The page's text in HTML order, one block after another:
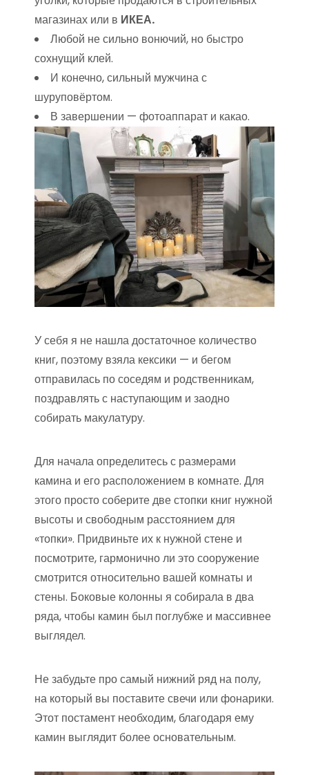
магазинах или в ИКЕА.
Любой не сильно вонючий, но быстро
сохнущий клей.
И конечно, сильный мужчина с
шуруповёртом.
В завершении — фотоаппарат и какао.
У себя я не нашла достаточное количество
книг, поэтому взяла кексики — и бегом
отправилась по соседям и родственникам,
поздравлять с наступающим и заодно
собирать макулатуру.
Для начала определитесь с размерами
камина и его расположением в комнате. Для
этого просто соберите две стопки книг нужной
высоты и свободным расстоянием для
«топки». Придвиньте их к нужной стене и
посмотрите, гармонично ли это сооружение
смотрится относительно вашей комнаты и
стены. Боковые колонны я собирала в два
ряда, чтобы камин был поглубже и массивнее
выглядел.
Не забудьте про самый нижний ряд на полу,
на который вы поставите свечи или фонарики.
Этот постамент необходим, благодаря ему
камин выглядит более основательным.